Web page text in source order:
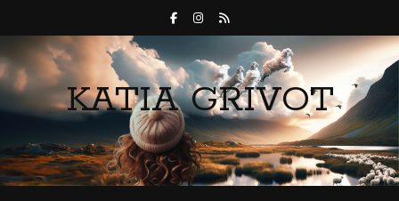
KATIA GRIVOT